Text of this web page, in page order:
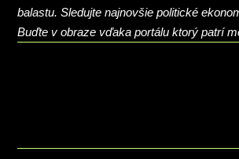
balastu. Sledujte najnovšie politické
Buďte v obraze vďaka portálu ktorý patrí